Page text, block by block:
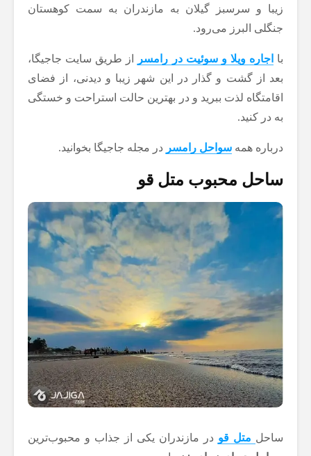
زیبا و سرسبز گیلان به مازندران به سمت کوهستان
جنگلی البرز می‌رود.
با اجاره ویلا و سوئیت در رامسر
از طریق سایت جاجیگا،
بعد از گشت و گذار در این شهر زیبا و دیدنی، از فضای
اقامتگاه لذت ببرید و در بهترین حالت استراحت و خستگی
به در کنید.
درباره همه سواحل رامسر در مجله جاجیگا بخوانید.
ساحل محبوب متل قو
ساحل متل قو در مازندران یکی از جذاب و محبوب‌ترین